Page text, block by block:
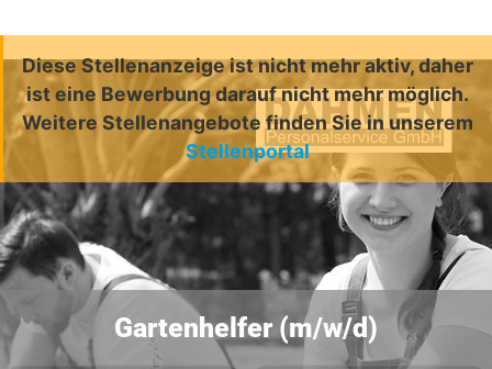
Diese Stellenanzeige ist nicht mehr aktiv, daher
ist eine Bewerbung darauf nicht mehr möglich.
Weitere Stellenangebote finden Sie in unserem
Stellenportal
Gartenhelfer (m/w/d)